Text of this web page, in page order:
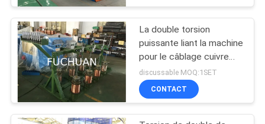
CONTACTEZ-
NOUS
NOUVELLES
LES
Fil liant la machine
39
La double torsion
puissante liant la machine
pour le câblage cuivre
nu/a étamé des fils
discussable MOQ:1SET
CONTACT